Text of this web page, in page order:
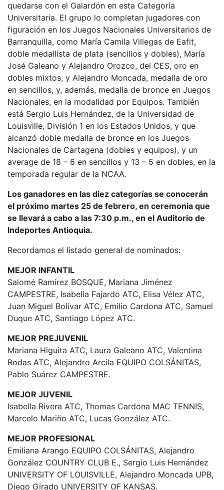
quedarse con el Galardón en esta Categoría
Universitaria. El grupo lo completan jugadores con
figuración en los Juegos Nacionales Universitarios de
Barranquilla, como María Camila Villegas de Eafit,
doble medallista de plata (sencillos y dobles), María
José Galeano y Alejandro Orozco, del CES, oro en
dobles mixtos, y Alejandro Moncada, medalla de oro
en sencillos, y, además, medalla de bronce en Juegos
Nacionales, en la modalidad por Equipos. También
está Sergio Luis Hernández, de la Universidad de
Louisville, División 1 en los Estados Unidos, y que
alcanzó doble medalla de bronce en los Juegos
Nacionales de Cartagena (dobles y equipos), y un
average de 18 – 6 en sencillos y 13 – 5 en dobles, en la
temporada regular de la NCAA.
Los ganadores en las diez categorías se conocerán
el próximo martes 25 de febrero, en ceremonia que
se llevará a cabo a las 7:30 p.m., en el Auditorio de
Indeportes Antioquia.
Recordamos el listado general de nominados:
MEJOR INFANTIL
Salomé Ramírez BOSQUE, Mariana Jiménez
CAMPESTRE, Isabella Fajardo ATC, Elisa Vélez ATC,
Juan Miguel Bolívar ATC, Emilio Cardona ATC, Samuel
Duque ATC, Santiago López ATC.
MEJOR PREJUVENIL
Mariana Higuita ATC, Laura Galeano ATC, Valentina
Rodas ATC, Alejandro Arcila EQUIPO COLSÁNITAS,
Pablo Suárez CAMPESTRE.
MEJOR JUVENIL
Isabella Rivera ATC, Thomas Cardona MAC TENNIS,
Marcelo Mariño ATC, Lucas González ATC.
MEJOR PROFESIONAL
Emiliana Arango EQUIPO COLSÁNITAS, Alejandro
González COUNTRY CLUB E., Sergio Luis Hernández
UNIVERSITY OF LOUISVILLE, Alejandro Moncada UPB,
Diego Girado UNIVERSITY OF KANSAS.